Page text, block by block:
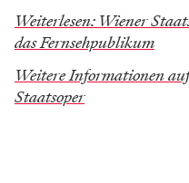
Weiterlesen: Wiener
das Fernsehpublikum
Weitere Informationen
Staatsoper